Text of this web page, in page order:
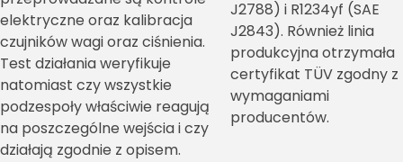
elektryczne oraz kalibracja
czujników wagi oraz ciśnienia.
Test działania weryfikuje
natomiast czy wszystkie
podzespoły właściwie reagują
na poszczególne wejścia i czy
działają zgodnie z opisem.
J2788) i R1234yf (SAE
J2843). Również linia
produkcyjna otrzymała
certyfikat TÜV zgodny z
wymaganiami
producentów.